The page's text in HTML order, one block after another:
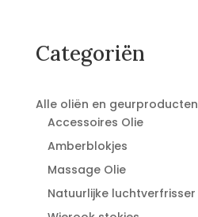
Categoriën
Alle oliën en geurproducten
Accessoires Olie
Amberblokjes
Massage Olie
Natuurlijke luchtverfrisser